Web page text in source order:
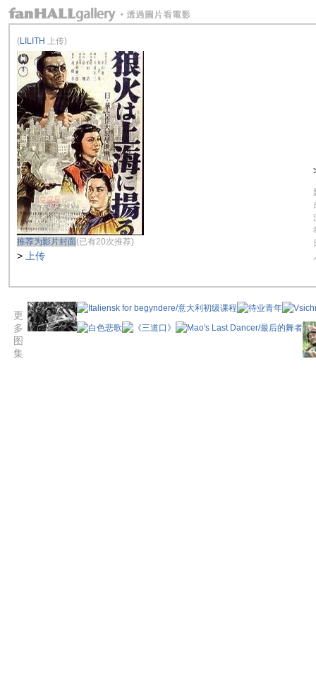
(LILITH 上传)
推荐为影片封面(已有20次推荐)
> 上传
更
多
图
集